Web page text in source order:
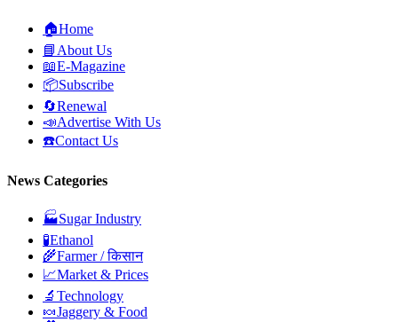
🏠Home
📘 About Us
📖E-Magazine
📦Subscribe
🔄Renewal
📣Advertise With Us
☎️Contact Us
News Categories
🏭Sugar Industry
🧪Ethanol
🌾Farmer / किसान
📈Market & Prices
🔬 Technology
🍬Jaggery & Food